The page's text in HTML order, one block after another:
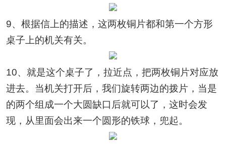
9、根据信上的描述，这两枚铜片都和第一个方形
桌子上的机关有关。
10、就是这个桌子了，拉近点，把两枚铜片对应放
进去。当机关打开后，我们旋转两边的拨片，当是
的两个组成一个大圆缺口后就可以了，这时会发
现，从里面会出来一个圆形的铁球，兜起。